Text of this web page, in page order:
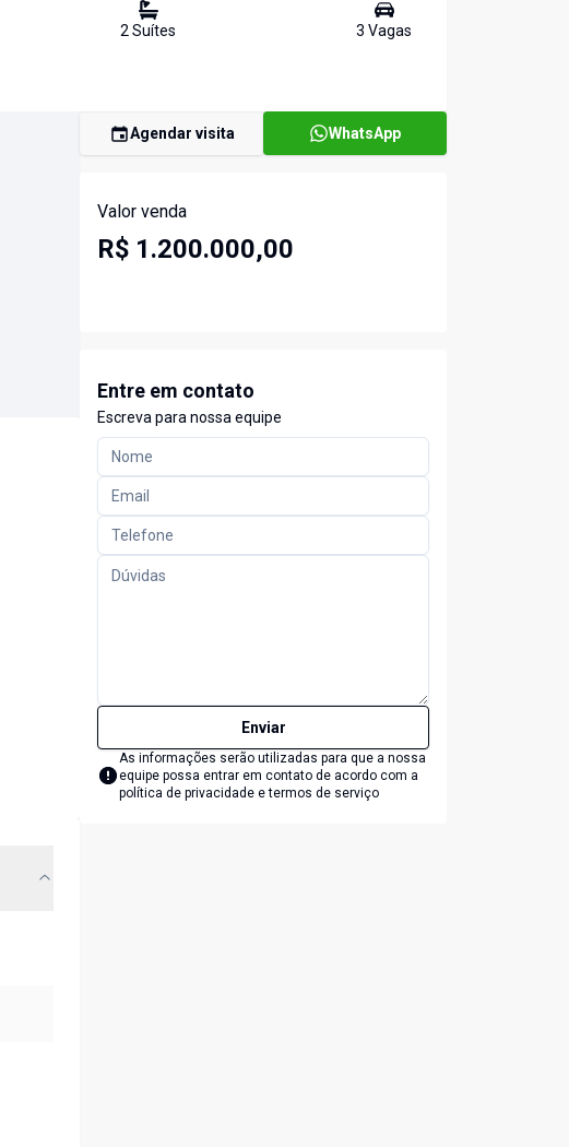
2Suítes 3 Vagas
Agendar visita WhatsApp
Valor venda
R$ 1.200.000,00
Entre em contato
Escreva para nossa equipe
Enviar
As informações serão utilizadas para que a nossa
equipe possa entrar em contato de acordo com a
política de privacidade e termos de serviço